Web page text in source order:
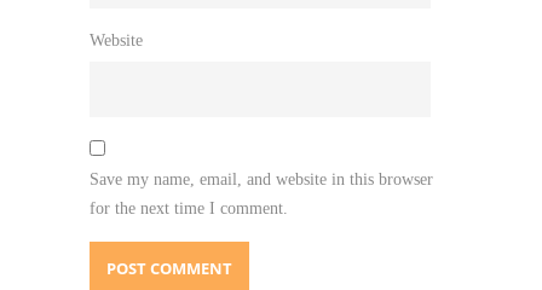
Website
Save my name, email, and website in this browser
for the next time I comment.